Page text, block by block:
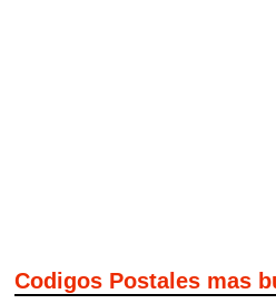
Codigos Postales mas